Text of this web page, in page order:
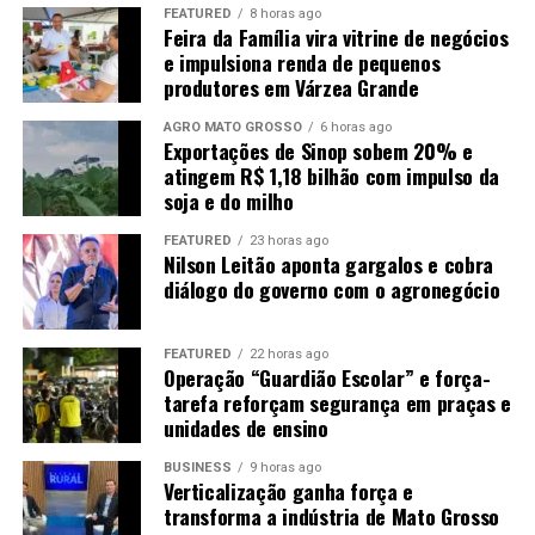
mês de agosto, não se descarta novas baixas em Chicago.
Diante disso, o que favorecerá o mercado será a
manutenção das compras chinesas, o que ainda não é
uma certeza, apesar dos sinais positivos dos últimos
dias.
Fonte:Informativo CEEMA UNIJUÍ, do prof. Dr.
Argemiro Luís Brum¹
1–Professor Titular do PPGDR da UNIJUÍ, doutor em
Economia Internacional pela EHESS de Paris-França,
coordenador, pesquisador e analista de mercado da
CEEMA (FIDENE/UNIJUÍ).
FEATURED 8 horas ago
Feira da Família vira vitrine de negócios
e impulsiona renda de pequenos
produtores em Várzea Grande
AGRO MATO GROSSO 6 horas ago
Exportações de Sinop sobem 20% e
atingem R$ 1,18 bilhão com impulso da
soja e do milho
FEATURED 23 horas ago
Nilson Leitão aponta gargalos e cobra
diálogo do governo com o agronegócio
FEATURED 22 horas ago
Operação “Guardião Escolar” e força-
tarefa reforçam segurança em praças e
unidades de ensino
BUSINESS 9 horas ago
Verticalização ganha força e
transforma a indústria de Mato Grosso